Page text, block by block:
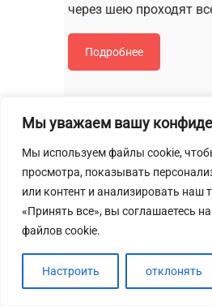
Мы уважаем вашу
Мы используем файлы cookie,
просмотра, показывать
или контент и анализировать
«Принять все», вы соглашаетесь
файлов cookie.
Настроить отклонять
через шею проходят
Подробнее
Цигун для